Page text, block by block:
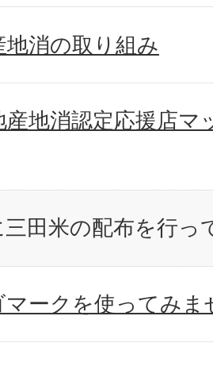
地消の取り組み
産地消認定応援店
田米の配布を行っ
マークを使ってみま